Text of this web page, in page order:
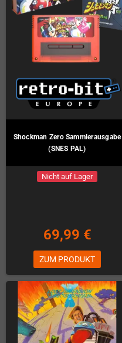
Shockman Zero Sammlerausgabe
(SNES PAL)
Nicht auf Lager
69,99 €
ZUM PRODUKT